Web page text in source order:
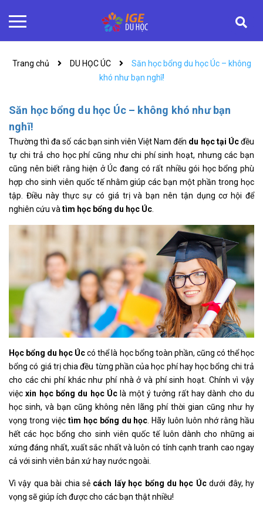
Trang chủ DU HỌC ÚC
Săn học bổng du học Úc – không
khó như bạn nghĩ!
Săn học bổng du học Úc – không khó như bạn
nghĩ!
Thường thì đa số các bạn sinh viên Việt Nam đến du học tại Úcđều
tự chi trả cho học phí cũng như chi phí sinh hoạt, nhưng các bạn
cũng nên biết rằng hiện ở Úc đang có rất nhiều gói học bổng phù
hợp cho sinh viên quốc tế nhằm giúp các bạn một phần trong học
tập. Điều này thực sự có giá trị và bạn nên tận dụng cơ hội để
nghiên cứu và tìm học bổng du học Úc
Học bổng du học Úccó thể là học bổng toàn phần, cũng có thể học
bổng có giá trị chia đều từng phần của học phí hay học bổng chi trả
cho các chi phí khác như phí nhà ở và phí sinh hoạt. Chính vì vậy
việcxin học bổng du học Úc là một ý tưởng rất hay dành cho du
học sinh, và bạn cũng không nên lãng phí thời gian cũng như hy
vọng trong việc tìm học bổng du học . Hãy luôn luôn nhớ rằng hầu
hết các học bổng cho sinh viên quốc tế luôn dành cho những ai
xứng đáng nhất, xuất sắc nhất và luôn có tính cạnh tranh cao ngay
cả với sinh viên bản xứ hay nước ngoài.
Vì vậy qua bài chia sẻ cách lấy học bổng du học Úcdưới đây, hy
vọng sẽ giúp ích được cho các bạn thật nhiều!